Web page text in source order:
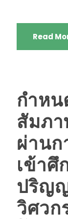
Read
กำห
สัมภ
ผ่านก
เข้าศึ
ปริญ
วิศวก